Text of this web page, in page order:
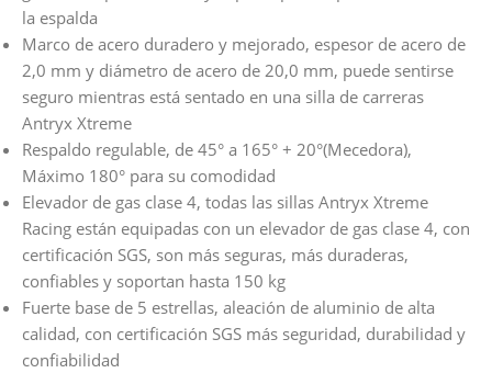
la espalda
Marco de acero duradero y mejorado, espesor de acero de
2,0 mm y diámetro de acero de 20,0 mm, puede sentirse
seguro mientras está sentado en una silla de carreras
Antryx Xtreme
Respaldo regulable, de 45° a 165° + 20°(Mecedora),
Máximo 180° para su comodidad
Elevador de gas clase 4, todas las sillas Antryx Xtreme
Racing están equipadas con un elevador de gas clase 4, con
certificación SGS, son más seguras, más duraderas,
confiables y soportan hasta 150 kg
Fuerte base de 5 estrellas, aleación de aluminio de alta
calidad, con certificación SGS más seguridad, durabilidad y
confiabilidad